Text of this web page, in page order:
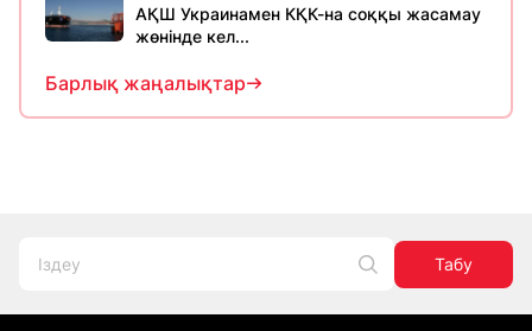
АҚШ Украинамен КҚК-на соққы жасамау
жөнінде кел...
Барлық жаңалықтар
Табу